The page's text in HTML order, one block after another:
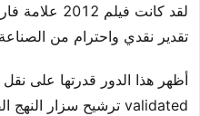
لقد كانت
تقدير نقدي واحترام من
أظهر هذا الدور قدرتها على
validated ترشيح سزار النهج القائم على الحرفة.